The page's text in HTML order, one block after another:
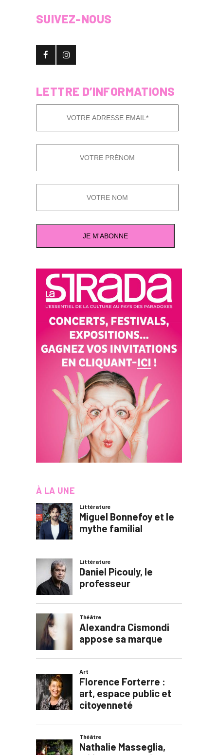
SUIVEZ-NOUS
LETTRE D’INFORMATIONS
À LA UNE